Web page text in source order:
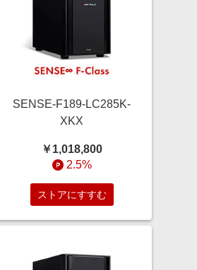
SENSE-F189-LC285K-
XKX
￥1,018,800
2.5%
ストアにすすむ